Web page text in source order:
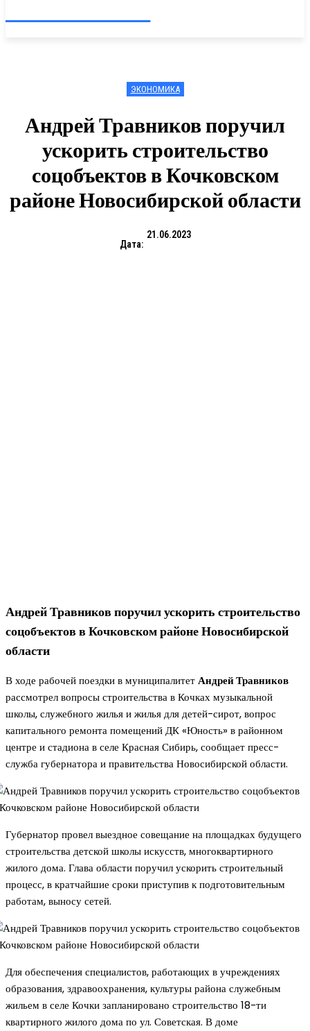
ЭКОНОМИКА
Андрей Травников поручил
ускорить строительство
соцобъектов в Кочковском
районе Новосибирской области
Дата:
21.06.2023
Андрей Травников поручил ускорить строительство
соцобъектов в Кочковском районе Новосибирской
области
В ходе рабочей поездки в муниципалитетАндрей Травников
рассмотрел вопросы строительства в Кочках музыкальной
школы, служебного жилья и жилья для детей-сирот, вопрос
капитального ремонта помещений ДК «Юность» в районном
центре и стадиона в селе Красная Сибирь, сообщает пресс-
служба губернатора и правительства Новосибирской области.
Губернатор провел выездное совещание на площадках будущего
строительства детской школы искусств, многоквартирного
жилого дома. Глава области поручил ускорить строительный
процесс, в кратчайшие сроки приступив к подготовительным
работам, выносу сетей.
Для обеспечения специалистов, работающих в учреждениях
образования, здравоохранения, культуры района служебным
жильем в селе Кочки запланировано строительство 18-ти
квартирного жилого дома по ул. Советская. В доме